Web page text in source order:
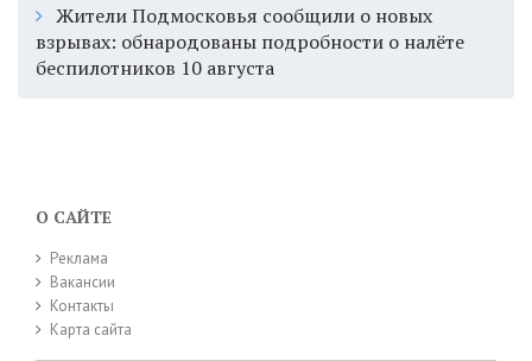
Жители Подмосковья сообщили о новых
взрывах: обнародованы подробности о налёте
беспилотников 10 августа
О САЙТЕ
Реклама
Вакансии
Контакты
Карта сайта